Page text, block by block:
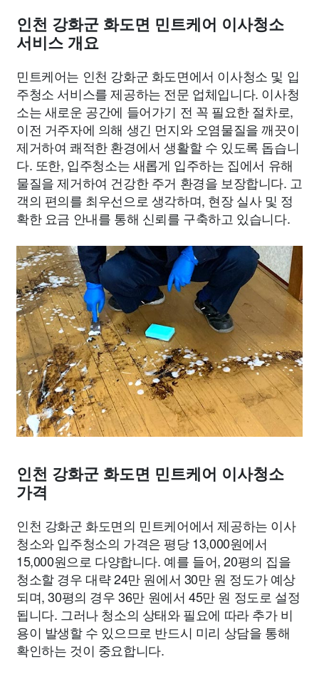
인천 강화군 화도면 민트케어 이사청소
서비스 개요
민트케어는 인천 강화군 화도면에서 이사청소 및 입
주청소 서비스를 제공하는 전문 업체입니다. 이사청
소는 새로운 공간에 들어가기 전 꼭 필요한 절차로,
이전 거주자에 의해 생긴 먼지와 오염물질을 깨끗이
제거하여 쾌적한 환경에서 생활할 수 있도록 돕습니
다. 또한, 입주청소는 새롭게 입주하는 집에서 유해
물질을 제거하여 건강한 주거 환경을 보장합니다. 고
객의 편의를 최우선으로 생각하며, 현장 실사 및 정
확한 요금 안내를 통해 신뢰를 구축하고 있습니다.
인천 강화군 화도면 민트케어 이사청소
가격
인천 강화군 화도면의 민트케어에서 제공하는 이사
청소와 입주청소의 가격은 평당 13,000원에서
15,000원으로 다양합니다. 예를 들어, 20평의 집을
청소할 경우 대략 24만 원에서 30만 원 정도가 예상
되며, 30평의 경우 36만 원에서 45만 원 정도로 설정
됩니다. 그러나 청소의 상태와 필요에 따라 추가 비
용이 발생할 수 있으므로 반드시 미리 상담을 통해
확인하는 것이 중요합니다.